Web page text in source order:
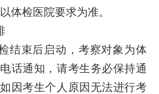
体检医院要求为准。
结束后启动，考察对象为体
话通知，请考生务必保持通
因考生个人原因无法进行考